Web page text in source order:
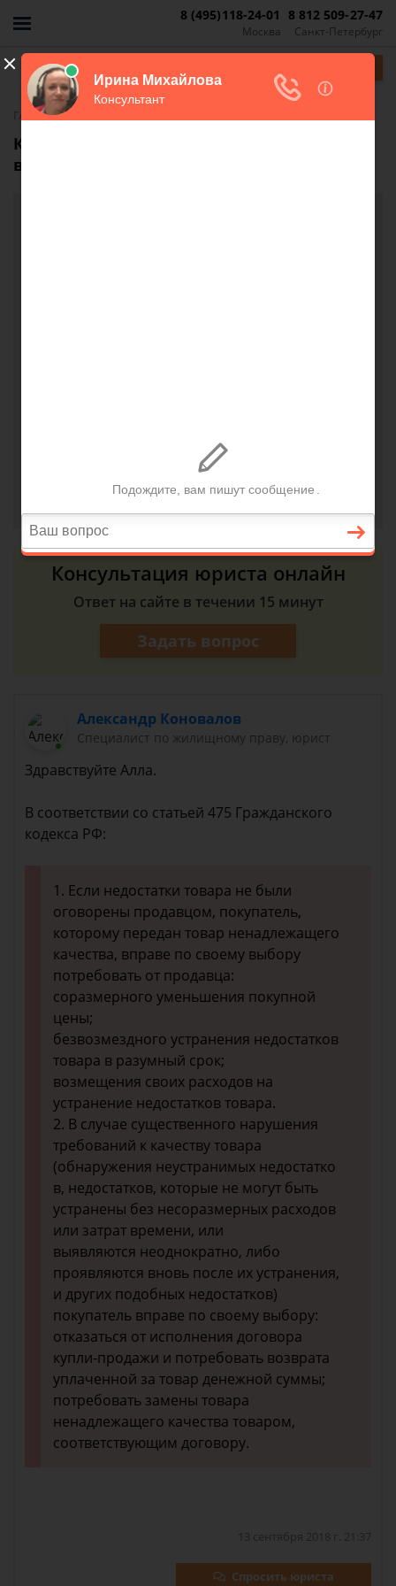
Москва
8 (495)118-24-01
Санкт-Петербург
8 812 509-27-47
Главная-FAQ
Как можно снизить стоимость купленного
в рассрочку загородного дома у продавца?
(физлицо) в целях уменьшения стоимости дома?
Консультация юриста онлайн
Ответ на сайте в течении 15 минут
Задать вопрос
Александр Коновалов
Специалист по жилищному праву, юрист
Здравствуйте Алла.
В соответствии со статьей 475 Гражданского
кодекса РФ:
1. Если недостатки товара не были
оговорены продавцом, покупатель,
которому передан товар ненадлежащего
качества, вправе по своему выбору
потребовать от продавца:
соразмерного уменьшения покупной
цены;
безвозмездного устранения недостатков
товара в разумный срок;
возмещения своих расходов на
устранение недостатков товара.
2. В случае существенного нарушения
требований к качеству товара
(обнаружения неустранимых недостатко
в, недостатков, которые не могут быть
устранены без несоразмерных расходов
или затрат времени, или
выявляются неоднократно, либо
проявляются вновь после их устранения,
и других подобных недостатков)
покупатель вправе по своему выбору:
отказаться от исполнения договора
купли-продажи и потребовать возврата
уплаченной за товар денежной суммы;
потребовать замены товара
ненадлежащего качества товаром,
соответствующим договору.
13 сентября 2018 г. 21:37
Спросить юриста